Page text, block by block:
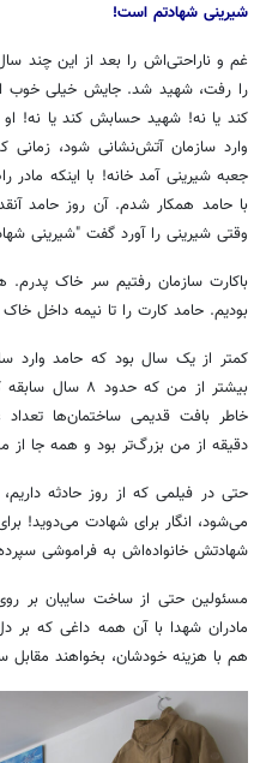
شیرینی شهادتم است!
غم و ناراحتی‌اش را بعد از این چند
را رفت، شهید شد. جایش خیلی خوب
کند یا نه! شهید حسابش کند یا نه! او
وارد سازمان آتش‌نشانی شود،
جعبه شیرینی آمد خانه! با اینکه
با حامد همکار شدم. آن روز حامد
وقتی شیرینی را آورد گفت "شیرینی
باکارت سازمان رفتیم سر خاک
بودیم. حامد کارت را تا نیمه داخل خاک
کمتر از یک سال بود که حامد وارد
بیشتر از من که
دقیقه از من بزرگ‌تر بود و همه جا از
حتی در فیلمی که از روز حادثه
می‌شود، انگار برای شهادت می‌دوید!
شهادتش خانواده‌اش به فراموشی
مسئولین حتی از ساخت سایبان بر
مادران شهدا با آن همه داغی که بر
هم با هزینه خودشان، بخواهند